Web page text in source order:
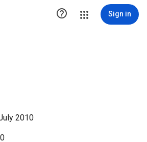
 Sign in
2010